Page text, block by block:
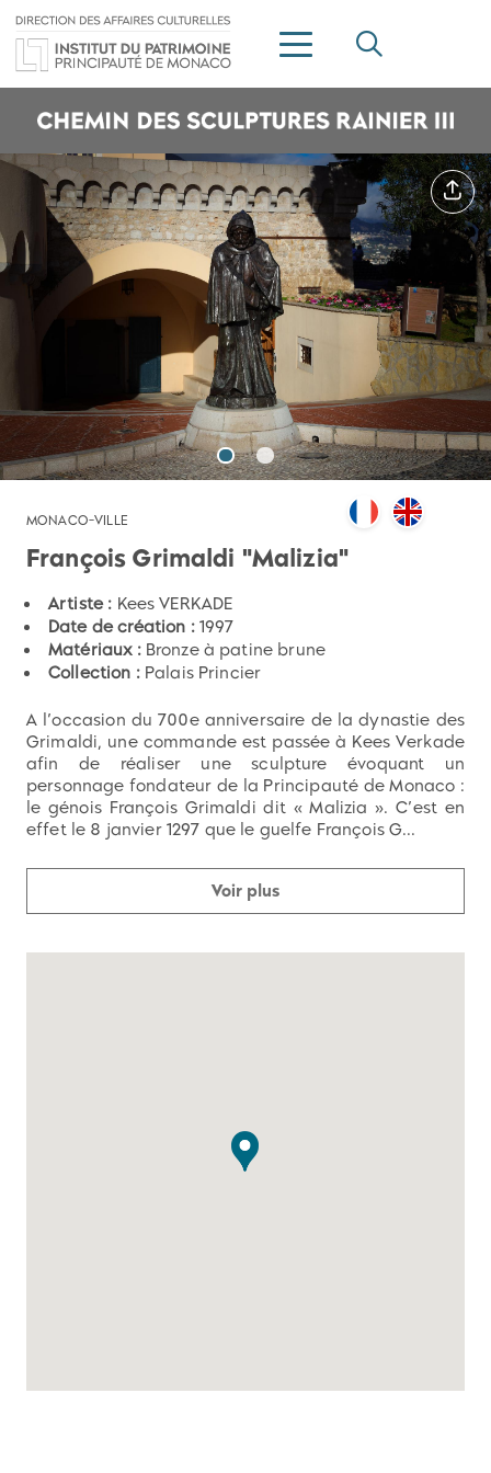
MONACO-VILLE
François Grimaldi "Malizia"
Artiste : Kees VERKADE
Date de création : 1997
Matériaux : Bronze à patine brune
Collection : Palais Princier
A l’occasion du 700e anniversaire de la dynastie des
Grimaldi, une commande est passée à Kees Verkade
afin de réaliser une sculpture évoquant un
personnage fondateur de la Principauté de Monaco :
le génois François Grimaldi dit « Malizia ». C’est en
effet le 8 janvier 1297 que le guelfe François G...
Voir plus